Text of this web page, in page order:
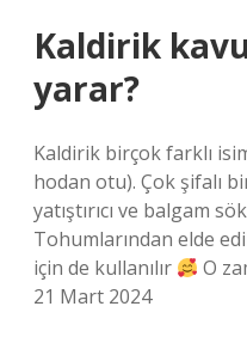
Kaldirik
yarar?
Kaldirik birçok farklı
hodan otu). Çok şifalı
yatıştırıcı ve balgam
Tohumlarından elde
için de kullanılır
O
21 Mart 2024